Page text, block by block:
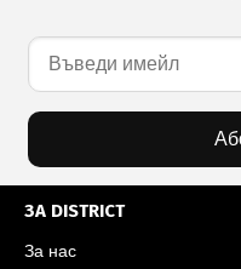
ЗА DISTRICT
За нас